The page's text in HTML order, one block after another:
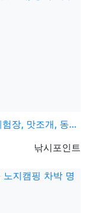
개, 동죽 해루질 체험…
등록자
낚시포인트